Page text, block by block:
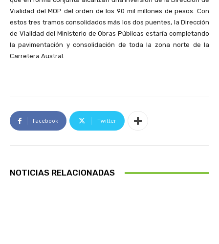
Vialidad del MOP del orden de los 90 mil millones de pesos. Con
estos tres tramos consolidados más los dos puentes, la Dirección
de Vialidad del Ministerio de Obras Públicas estaría completando
la pavimentación y consolidación de toda la zona norte de la
Carretera Austral.
Facebook Twitter
NOTICIAS RELACIONADAS